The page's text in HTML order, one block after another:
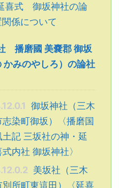
喜式 御坂神社の論
係について
播磨國 美嚢郡 御坂
かみのやしろ）の論社
御坂神社（三木
志染町御坂）〈播磨国
土記 三坂社の神・延
式内社 御坂神社〉
美坂社（三木
別所町東這田）〈延喜